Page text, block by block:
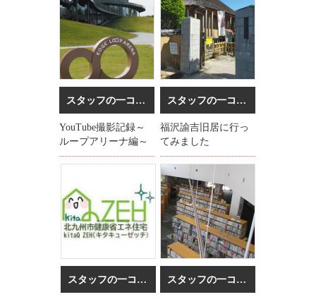
スタッフの一コマ 2024/11/08
YouTube撮影記録～
ループアリーナ編～
スタッフの一コマ
福沢諭吉旧居に行っ
てみました
スタッフの一コマ 2023/09/27 スタッフの一コマ